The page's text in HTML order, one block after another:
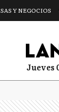
Y NEGOCIOS
jueves